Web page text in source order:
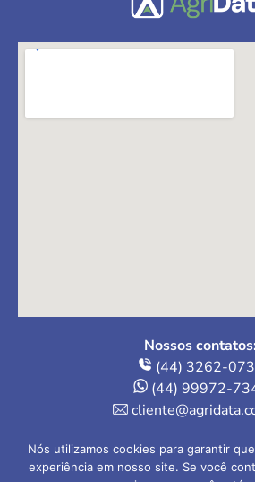
Nossos contatos:
(44) 3262-
(44) 99972-
Onde estamos:
Av. Herval, 235 –
Nós utilizamos cookies para garantir
experiência em nosso site. Se você